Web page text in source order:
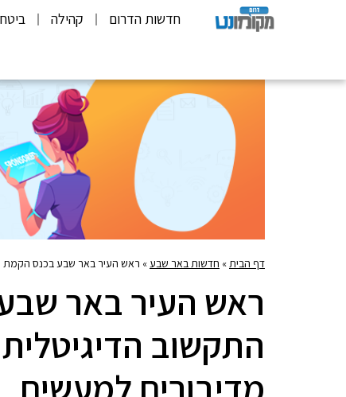
חדשות הדרום קהילה
דף הבית » חדשות באר שבע » ראש העיר באר שבע בכנס הקמת
ראש העיר באר
התקשוב
מדיבורים למעשים